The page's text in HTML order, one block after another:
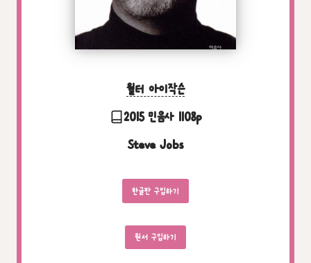
월터 아이작슨
2015 민음사 1108p
Steve Jobs
한글판 구입하기
원서 구입하기